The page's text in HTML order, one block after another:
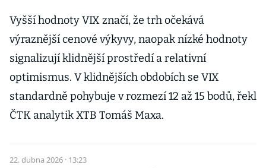
Vyšší hodnoty VIX značí, že trh očekává
výraznější cenové výkyvy, naopak nízké hodnoty
signalizují klidnější prostředí a relativní
optimismus. V klidnějších obdobích se VIX
standardně pohybuje v rozmezí 12 až 15 bodů, řekl
ČTK analytik XTB Tomáš Maxa.
22. dubna 2026 · 13:23